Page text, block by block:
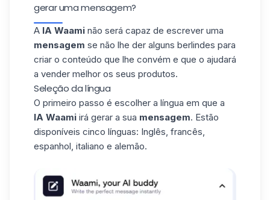
gerar uma mensagem?
A IA Waami não será capaz de escrever uma
mensagem se não lhe der alguns berlindes para
criar o conteúdo que lhe convém e que o ajudará
a vender melhor os seus produtos.
Seleção da língua
O primeiro passo é escolher a língua em que a
IA Waami irá gerar a sua mensagem. Estão
disponíveis cinco línguas: Inglês, francês,
espanhol, italiano e alemão.